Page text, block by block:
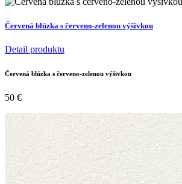
Červená blúzka s červeno-zelenou výšivkou
Detail produktu
Červená blúzka s červeno-zelenou výšivkou
50 €